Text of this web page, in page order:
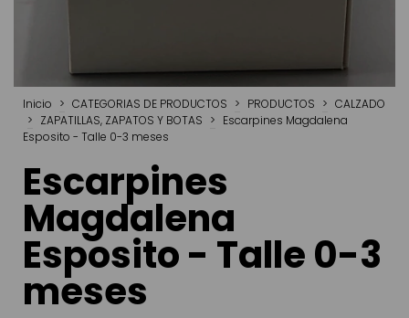
Inicio > CATEGORIAS DE PRODUCTOS > PRODUCTOS > CALZADO
> ZAPATILLAS, ZAPATOS Y BOTAS > Escarpines Magdalena
Esposito - Talle 0-3 meses
Escarpines
Magdalena
Esposito - Talle 0-3
meses